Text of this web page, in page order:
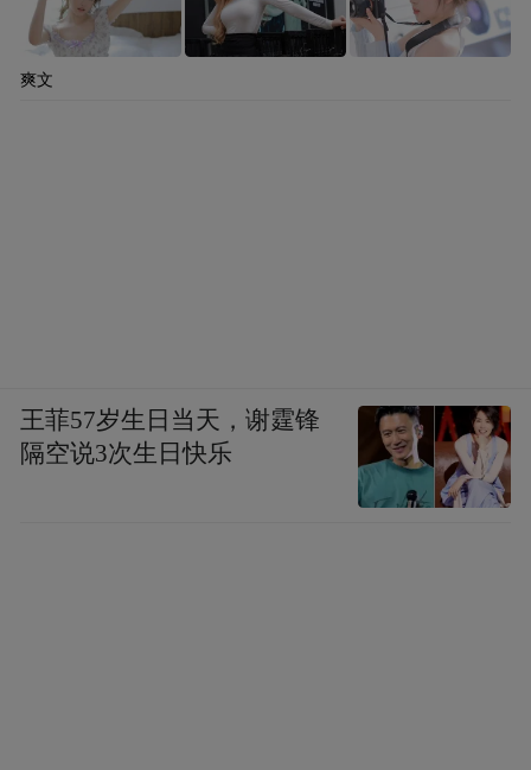
爽文
王菲57岁生日当天，谢霆锋
隔空说3次生日快乐